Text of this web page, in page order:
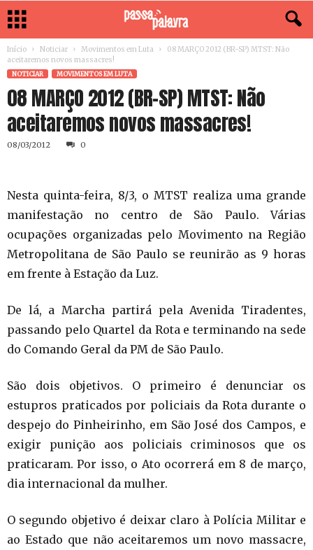
Início Noticiar Movimentos em Luta
08 MARÇO 2012 (BR-SP) MTST: Não
aceitaremos novos massacres!
NOTICIAR MOVIMENTOS EM LUTA
08 MARÇO 2012 (BR-SP) MTST: Não
aceitaremos novos massacres!
08/03/2012 0
Nesta quinta-feira, 8/3, o MTST realiza uma grande
manifestação no centro de São Paulo. Várias
ocupações organizadas pelo Movimento na Região
Metropolitana de São Paulo se reunirão as 9 horas
em frente à Estação da Luz.
De lá, a Marcha partirá pela Avenida Tiradentes,
passando pelo Quartel da Rota e terminando na sede
do Comando Geral da PM de São Paulo.
São dois objetivos. O primeiro é denunciar os
estupros praticados por policiais da Rota durante o
despejo do Pinheirinho, em São José dos Campos, e
exigir punição aos policiais criminosos que os
praticaram. Por isso, o Ato ocorrerá em 8 de março,
dia internacional da mulher.
O segundo objetivo é deixar claro à Polícia Militar e
ao Estado que não aceitaremos um novo massacre,